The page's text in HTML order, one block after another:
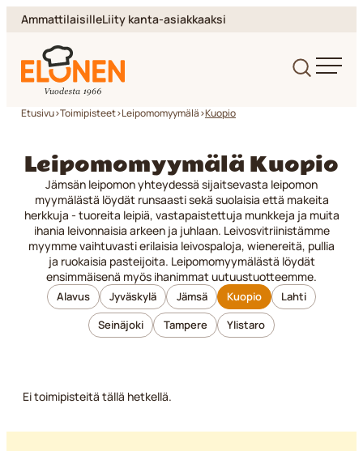
Siirry
sisältöön
AmmattilaisilleLiity kanta-asiakkaaksi
Elonen
Etusivu>Toimipisteet>Leipomomyymälä>Kuopio
Leipomomyymälä Kuopio
Jämsän leipomon yhteydessä sijaitsevasta leipomon
myymälästä löydät runsaasti sekä suolaisia että makeita
herkkuja - tuoreita leipiä, vastapaistettuja munkkeja ja muita
ihania leivonnaisia arkeen ja juhlaan. Leivosvitriinistämme
myymme vaihtuvasti erilaisia leivospaloja, wienereitä, pullia
ja ruokaisia pasteijoita. Leipomomyymälästä löydät
ensimmäisenä myös ihanimmat uutuustuotteemme.
Alavus Jyväskylä Jämsä Kuopio
Lahti
Seinäjoki
Tampere Ylistaro
Ei toimipisteitä tällä hetkellä.